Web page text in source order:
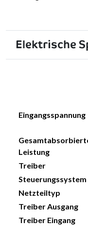
Elektrische
Eingangsspannung
Leistung
Treiber
Steuerungssystem
Netzteiltyp
Treiber Ausgang
Treiber Eingang